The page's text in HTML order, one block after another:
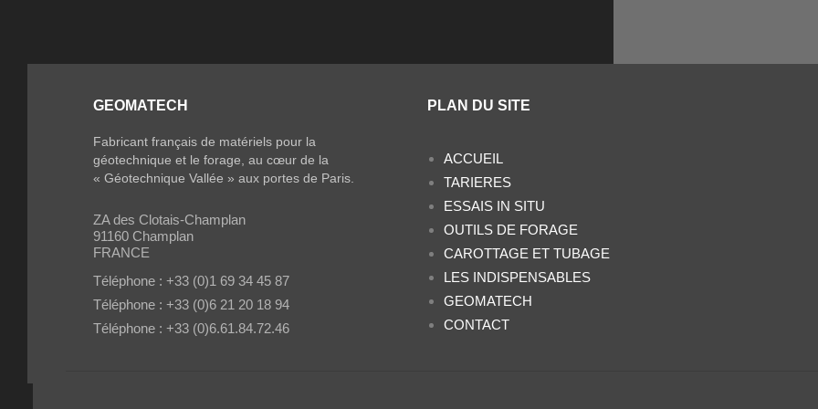
GEOMATECH
Fabricant français de matériels pour la
géotechnique et le forage, au cœur de la
« Géotechnique Vallée » aux portes de Paris.
ZA des Clotais-Champlan
91160 Champlan
FRANCE
Téléphone : +33 (0)1 69 34 45 87
Téléphone : +33 (0)6 21 20 18 94
Téléphone : +33 (0)6.61.84.72.46
PLAN DU SITE
ACCUEIL
TARIERES
ESSAIS IN SITU
OUTILS DE FORAGE
CAROTTAGE ET TUBAGE
LES INDISPENSABLES
GEOMATECH
CONTACT